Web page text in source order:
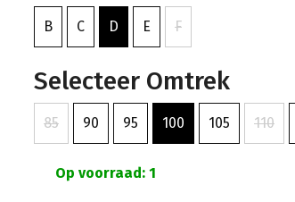
B C D E F
Selecteer Omtrek
85 90 95 100 105 110
Op voorraad: 1